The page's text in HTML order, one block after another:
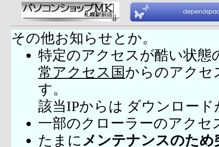
その他お知らせとか。
特定のアクセスが酷い状態
常アクセス国からのアクセ
す。
該当IPからは ダウンロー
一部のクローラーのアクセ
たまに メンテナンスのため